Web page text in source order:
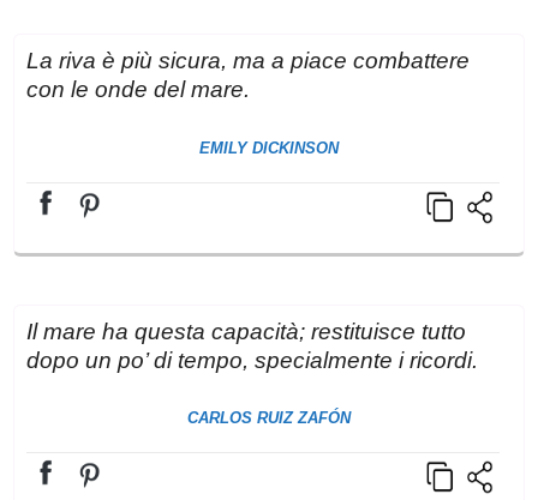
La riva è più sicura, ma a piace combattere
con le onde del mare.
EMILY DICKINSON
Il mare ha questa capacità; restituisce tutto
dopo un po’ di tempo, specialmente i ricordi.
CARLOS RUIZ ZAFÓN